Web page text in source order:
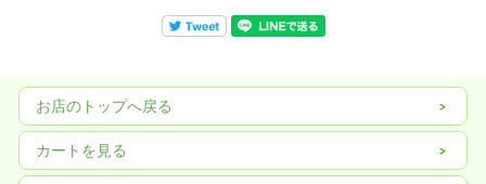
お店のトップへ戻る
カートを見る